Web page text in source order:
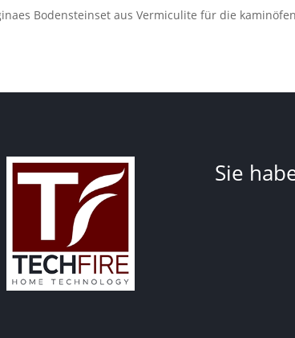
Bodensteinset aus Vermiculite für die
Sie